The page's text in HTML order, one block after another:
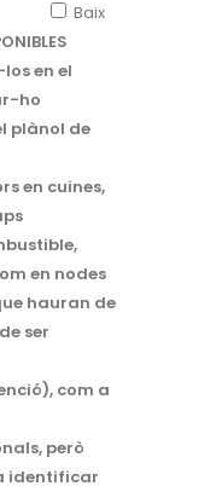
Baix
en el
ho
plànol de
en cuines,
en nodes
hauran de
ser
com a
però
identificar